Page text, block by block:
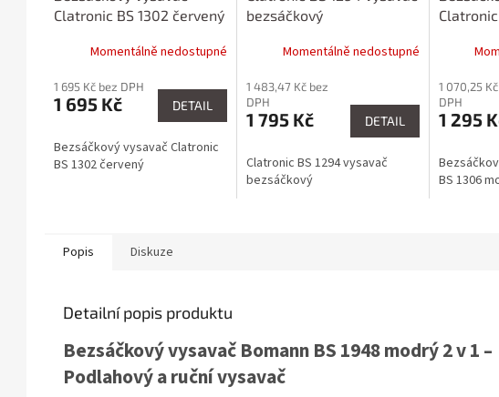
Clatronic BS 1302 červený
Momentálně nedostupné
1 695 Kč bez DPH
1 695 Kč DETAIL
Bezsáčkový vysavač Clatronic
BS 1302 červený
bezsáčkový
Momentálně nedostupné
1 483,47 Kč bez
DPH
1 795 Kč DETAIL
Clatronic BS 1294 vysavač
bezsáčkový
1 070,25
DPH
1 295
BS 1306
Popis Diskuze
Detailní popis produktu
Bezsáčkový vysavač Bomann BS 1948 modrý 2 v 1 –
Podlahový a ruční vysavač